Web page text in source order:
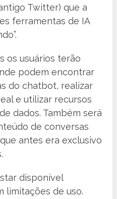
Twitter) que a
ferramentas de IA
os usuários terão
podem encontrar
do chatbot, realizar
e utilizar recursos
dados. Também será
de conversas
antes era exclusivo
disponível
limitações de uso.